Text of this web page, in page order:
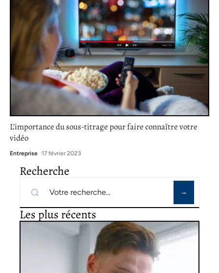
L’importance du sous-titrage pour faire connaître votre
vidéo
Entreprise 17 février 2023
Recherche
Les plus récents